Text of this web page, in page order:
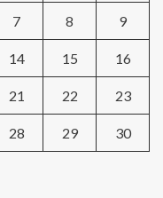
7 8 9
14 15 16
21 22 23
28 29 30